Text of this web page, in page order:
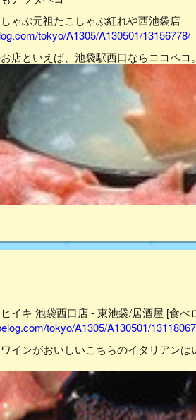
ゃぶ元祖たこしゃぶ紅れや西池袋店
tokyo/A1305/A130501/13156778/
店といえば、池袋駅西口ならココペコ
イキ 池袋西口店 - 東池袋/居酒屋 [食べ
tokyo/A1305/A130501/
インがおいしいこちらのイタリアン